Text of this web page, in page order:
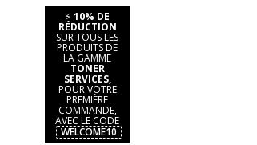
⚡ 10% DE
RÉDUCTION
SUR TOUS LES
PRODUITS DE
LA GAMME
TONER
SERVICES,
POUR VOTRE
PREMIÈRE
COMMANDE,
AVEC LE CODE
WELCOME10